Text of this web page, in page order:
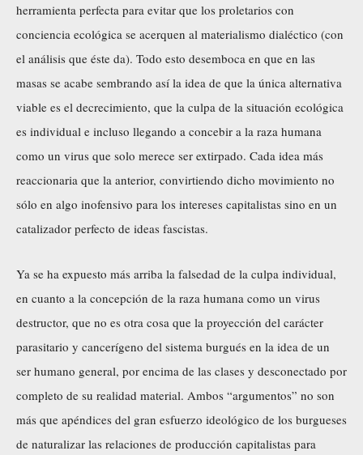
herramienta perfecta para evitar que los proletarios con
conciencia ecológica se acerquen al materialismo dialéctico (con
el análisis que éste da). Todo esto desemboca en que en las
masas se acabe sembrando así la idea de que la única alternativa
viable es el decrecimiento, que la culpa de la situación ecológica
es individual e incluso llegando a concebir a la raza humana
como un virus que solo merece ser extirpado. Cada idea más
reaccionaria que la anterior, convirtiendo dicho movimiento no
sólo en algo inofensivo para los intereses capitalistas sino en un
catalizador perfecto de ideas fascistas.
Ya se ha expuesto más arriba la falsedad de la culpa individual,
en cuanto a la concepción de la raza humana como un virus
destructor, que no es otra cosa que la proyección del carácter
parasitario y cancerígeno del sistema burgués en la idea de un
ser humano general, por encima de las clases y desconectado por
completo de su realidad material. Ambos “argumentos” no son
más que apéndices del gran esfuerzo ideológico de los burgueses
de naturalizar las relaciones de producción capitalistas para